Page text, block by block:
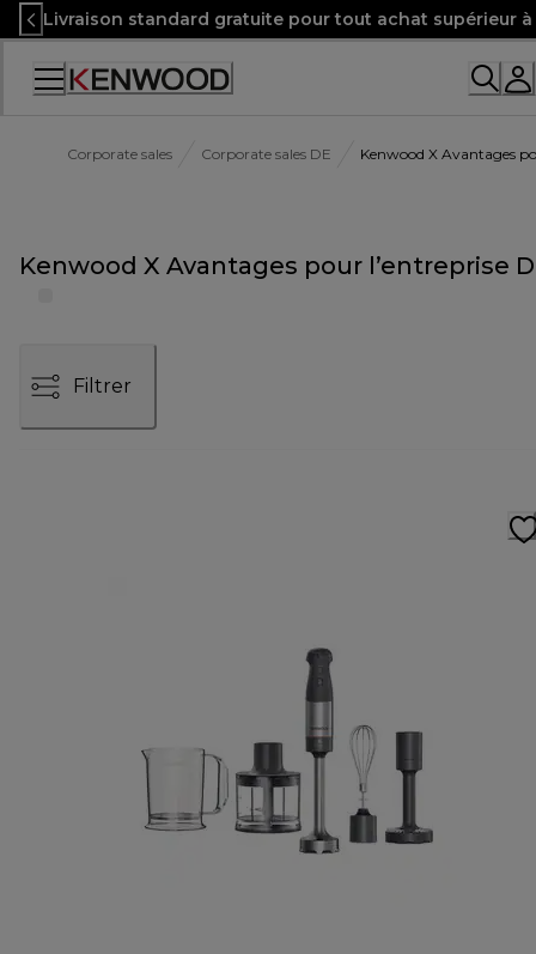
Skip
to
Content
Livraison standard gratuite pour tout achat supérieur
Accessibility
Corporate sales Corporate sales DE Kenwood X Avantages
Kenwood X Avantages pour l’entreprise
Filtrer